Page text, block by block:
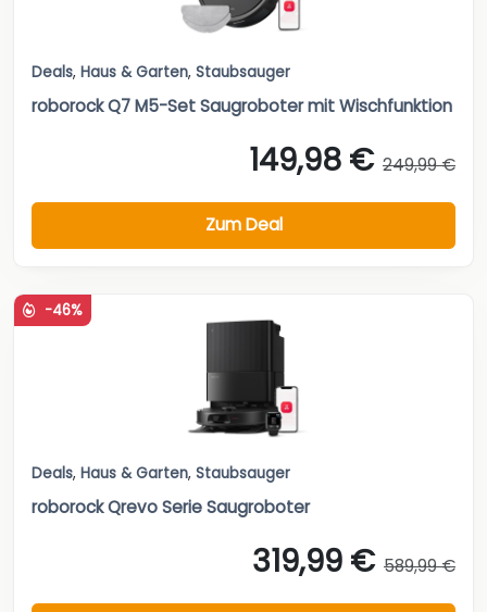
Deals, Haus & Garten, Staubsauger
roborock Q7 M5-Set Saugroboter mit Wischfunktion
149,98 € 249,99 €
Zum Deal
-46%
Deals, Haus & Garten, Staubsauger
roborock Qrevo Serie Saugroboter
319,99 € 589,99 €